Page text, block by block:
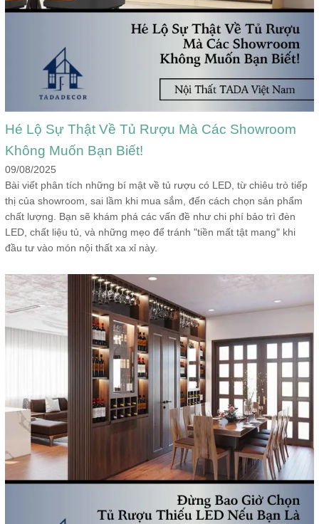
Hé Lộ Sự Thật Về Tủ Rượu Mà Các Showroom
Không Muốn Bạn Biết!
09/08/2025
Bài viết phân tích những bí mật về tủ rượu có LED, từ chiêu trò tiếp
thị của showroom, sai lầm khi mua sắm, đến cách chọn sản phẩm
chất lượng. Bạn sẽ khám phá các vấn đề như chi phí bảo trì đèn
LED, chất liệu tủ, và những mẹo để tránh "tiền mất tật mang" khi
đầu tư vào món nội thất xa xỉ này.